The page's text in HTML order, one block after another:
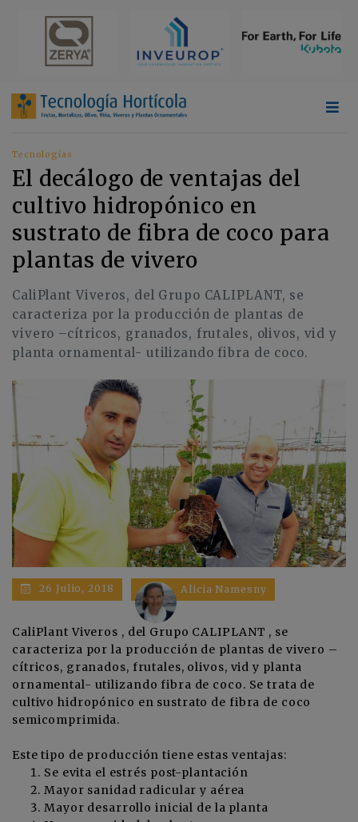
Tecnologías
El decálogo de ventajas del
cultivo hidropónico en
sustrato de fibra de coco para
plantas de vivero
CaliPlant Viveros, del Grupo CALIPLANT, se
caracteriza por la producción de plantas de
vivero –cítricos, granados, frutales, olivos, vid y
planta ornamental- utilizando fibra de coco.
26 Julio, 2018 Alicia Namesny
CaliPlant Viveros , del Grupo CALIPLANT , se
caracteriza por la producción de plantas de vivero –
cítricos, granados, frutales, olivos, vid y planta
ornamental- utilizando fibra de coco. Se trata de
cultivo hidropónico en sustrato de fibra de coco
semicomprimida.
Este tipo de producción tiene estas ventajas:
Se evita el estrés post-plantación
Mayor sanidad radicular y aérea
Mayor desarrollo inicial de la planta